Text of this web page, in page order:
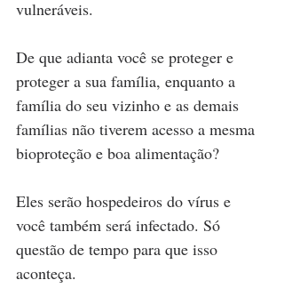
vulneráveis.
De que adianta você se proteger e
proteger a sua família, enquanto a
família do seu vizinho e as demais
famílias não tiverem acesso a mesma
bioproteção e boa alimentação?
Eles serão hospedeiros do vírus e
você também será infectado. Só
questão de tempo para que isso
aconteça.